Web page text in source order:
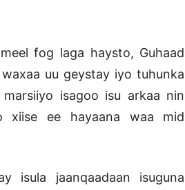
fog laga haysto, Guhaad
uu geystay iyo tuhunka
isagoo isu arkaa nin
xiise ee hayaana waa mid
isula jaanqaadaan isuguna